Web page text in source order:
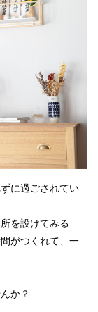
に過ごされてい
を設けてみる
がつくれて、一
か？